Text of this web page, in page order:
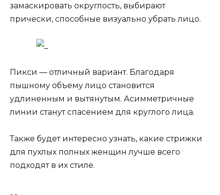
замаскировать округлость, выбирают
прически, способные визуально убрать лицо.
Пикси — отличный вариант. Благодаря
пышному объему лицо становится
удлиненным и вытянутым. Асимметричные
линии станут спасением для круглого лица.
Также будет интересно узнать, какие стрижки
для пухлых полных женщин лучше всего
подходят в их стиле.